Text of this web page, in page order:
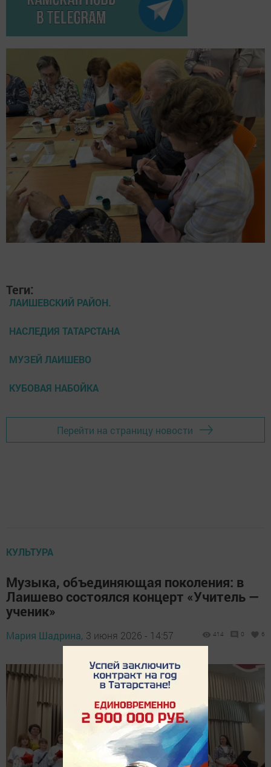
Теги:
ЛАИШЕВСКИЙ РАЙОН.
НАСЛЕДИЯ ТАТАРСТАНА
МУЗЕЙ ЛАИШЕВО
КУБОВАЯ НАБОЙКА
Перейти на страницу новости
КУЛЬТУРА
Музыка, объединяющая поколения: в
Лаишево состоялся концерт «Учитель —
ученик»
Мария Шадрина, 3 июня 2026 - 14:57 414 0 6